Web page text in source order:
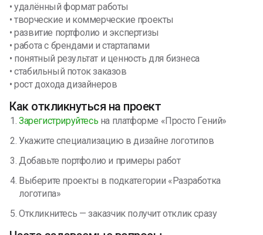
• удалённый формат работы
• творческие и коммерческие проекты
• развитие портфолио и экспертизы
• работа с брендами и стартапами
• понятный результат и ценность для бизнеса
• стабильный поток заказов
• рост дохода дизайнеров
Как откликнуться на проект
Зарегистрируйтесь на платформе «Просто Гений»
Укажите специализацию в дизайне логотипов
Добавьте портфолио и примеры работ
Выберите проекты в подкатегории «Разработка
логотипа»
Откликнитесь — заказчик получит отклик сразу